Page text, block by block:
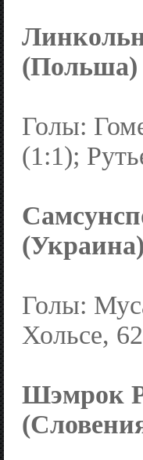
(Польша)
Голы:
(1:1);
Голы:
Хольсе,
Шэмрок